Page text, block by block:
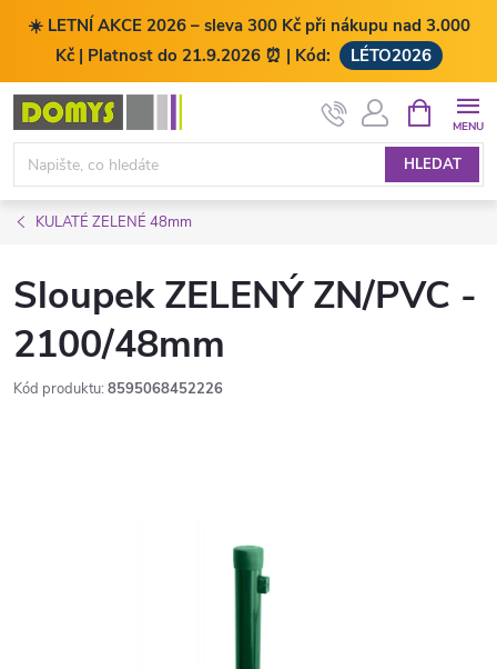
☀️ LETNÍ AKCE 2026 – sleva 300 Kč při nákupu nad 3.000
Kč | Platnost do 21.9.2026 ⏰ | Kód:
LÉTO2026
Přejít
obsah
HLEDAT
NÁKUPNÍ
KOŠÍK
KULATÉ ZELENÉ 48mm
Sloupek ZELENÝ ZN/PVC -
2100/48mm
Kód produktu: 8595068452226